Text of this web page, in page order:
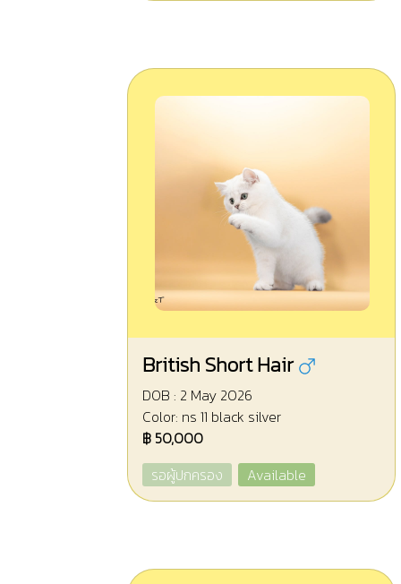
British Short Hair
DOB : 2 May 2026
Color: ns 11 black silver
฿ 50,000
รอผู้ปกครอง
Available